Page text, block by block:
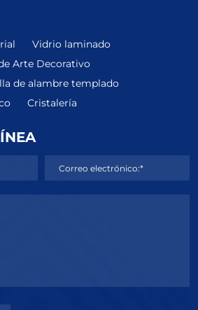
Vidrio laminado
Arte Decorativo
de alambre templado
Cristalería
Correo electrónico:*